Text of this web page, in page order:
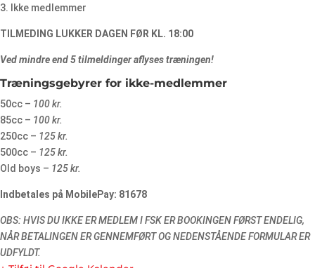
3. Ikke medlemmer
TILMEDING LUKKER DAGEN FØR KL. 18:00
Ved mindre end 5 tilmeldinger aflyses træningen!
Træningsgebyrer for ikke-medlemmer
50cc – 100 kr.
85cc – 100 kr.
250cc – 125 kr.
500cc – 125 kr.
Old boys – 125 kr.
Indbetales på MobilePay: 81678
OBS: HVIS DU IKKE ER MEDLEM I FSK ER BOOKINGEN FØRST ENDELIG,
NÅR BETALINGEN ER GENNEMFØRT OG NEDENSTÅENDE FORMULAR ER
UDFYLDT.